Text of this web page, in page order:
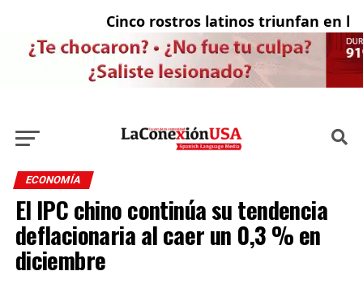
Cinco rostros latinos triunfan en la
ECONOMÍA
El IPC chino continúa su tendencia
deflacionaria al caer un 0,3 % en
diciembre